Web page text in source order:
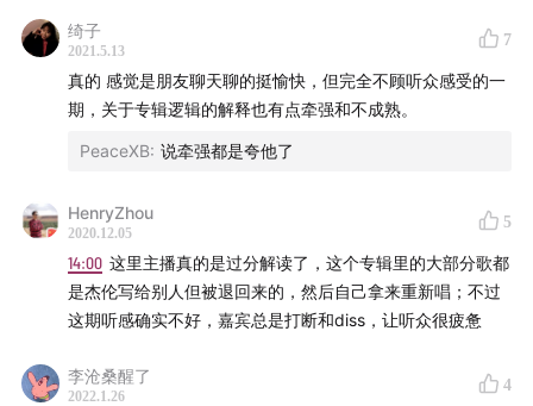
09年，他位列CNN评选出的25位亚洲最具影响力人物，
CNN用非凡艺人entertainer extraordinaire来评价他
今天我邀请我的好朋友纳迪 我们一起来聊一聊周杰伦
绮子
2021.5.13
7
真的 感觉是朋友聊天聊的挺愉快，但完全不顾听众感受的一
期，关于专辑逻辑的解释也有点牵强和不成熟。
PeaceXB: 说牵强都是夸他了
HenryZhou
2020.12.05
5
14:00 这里主播真的是过分解读了，这个专辑里的大部分歌都
是杰伦写给别人但被退回来的，然后自己拿来重新唱；不过
这期听感确实不好，嘉宾总是打断和diss，让听众很疲惫
李沧桑醒了
2022.1.26
4